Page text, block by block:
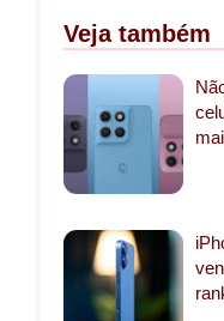
Veja também